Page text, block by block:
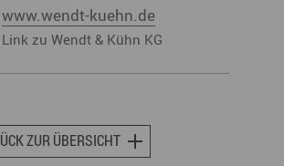
www.wendt-kuehn.de
Link zu Wendt & Kühn KG
ZUR ÜBERSICHT